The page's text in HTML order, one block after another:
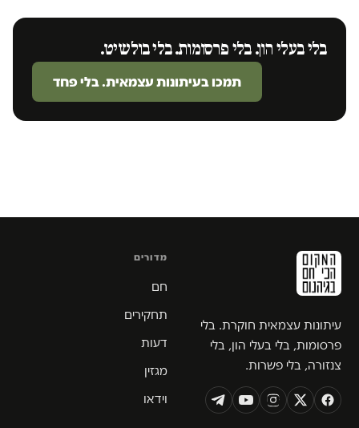
בלי בעלי הון. בלי פרסומות. בלי בולשיט.
תמכו בעיתונות עצמאית. בלי פחד
עיתונות עצמאית חוקרת. בלי
פרסומות, בלי בעלי הון, בלי
צנזורה, בלי פשרות.
מדורים
חם
תחקירים
דעות
מגזין
וידאו